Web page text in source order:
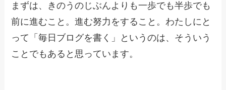
まずは、きのうのじぶんよりも一歩でも半歩でも
前に進むこと。進む努力をすること。わたしにと
って「毎日ブログを書く」というのは、そういう
ことでもあると思っています。